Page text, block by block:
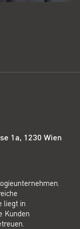
1a, 1230 Wien
liegt in
Kunden